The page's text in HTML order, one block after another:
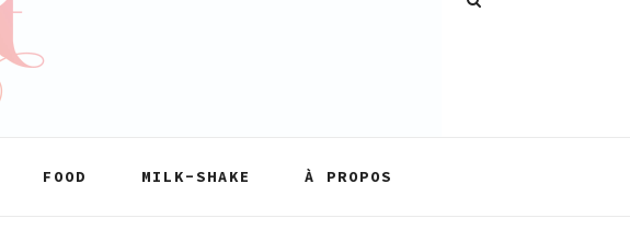
FOOD MILK-SHAKE À PROPOS